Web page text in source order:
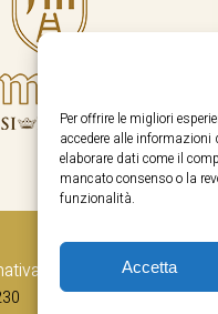
Per offrire le migliori
accedere alle
elaborare dati come il
mancato consenso o la
funzionalità.
Accetta
Cookie